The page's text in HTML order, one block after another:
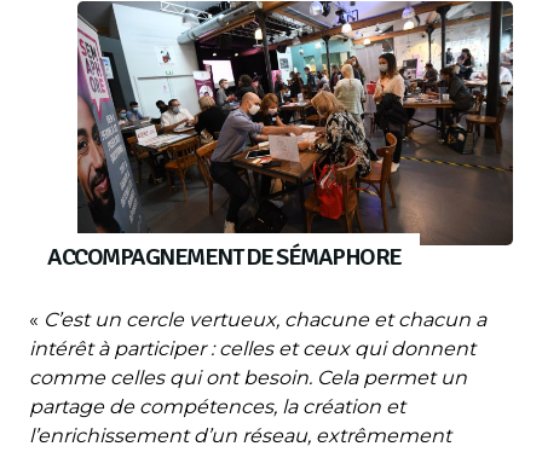
ACCOMPAGNEMENT DE SÉMAPHORE
« C’est un cercle vertueux, chacune et chacun a
intérêt à participer : celles et ceux qui donnent
comme celles qui ont besoin. Cela permet un
partage de compétences, la création et
l’enrichissement d’un réseau, extrêmement